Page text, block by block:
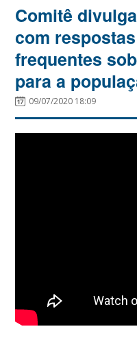
Comitê
com
frequentes
para a
09/07/2020 18:09